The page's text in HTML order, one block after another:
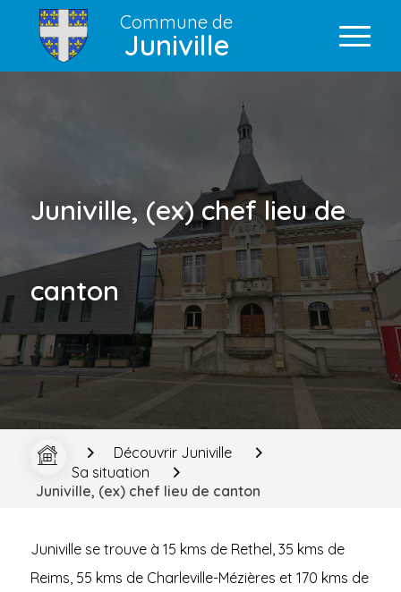
Commune de
Juniville
Juniville, (ex) chef lieu de
canton
Découvrir Juniville
Sa situation
Juniville, (ex) chef lieu de canton
Juniville se trouve à 15 kms de Rethel, 35 kms de
Reims, 55 kms de Charleville-Mézières et 170 kms de